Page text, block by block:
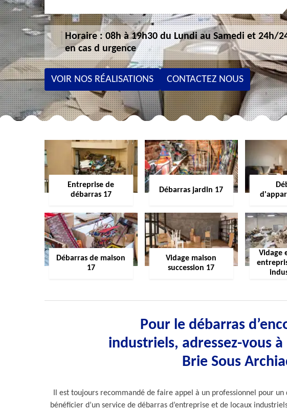
Horaire : 08h à 19h30 du Lundi au Samedi et 24h/
en cas d urgence
VOIR NOS RÉALISATIONS CONTACTEZ NOUS
Entreprise de
débarras 17
Débarras jardin 17
Débarras de maison
17
Vidage maison
succession 17
Vidage
Pour le débarras
industriels, adressez-vous à
Brie Sous
Il est toujours recommandé de faire appel à un professionnel pour
bénéficier d’un service de débarras d’entreprise et de locaux